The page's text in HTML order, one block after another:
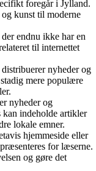
foregår i Jylland.
kunst til moderne
endnu ikke har en
til internettet
nyheder og
mere populære
nyheder og
kan indeholde artikler
lokale emner.
hjemmeside eller
for læserne.
og gøre det